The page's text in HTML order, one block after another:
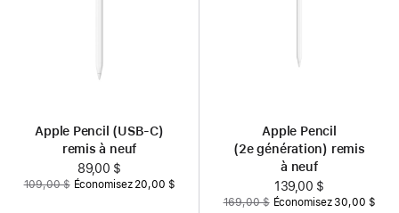
Apple Pencil (USB-C)
remis à neuf
Nouveau
prix
89,00 $
Auparavant
109,00 $ Économisez 20,00 $
Apple Pencil
(2e génération) remis
à neuf
Nouveau
prix
139,00 $
Auparavant
169,00 $ Économisez 30,00 $